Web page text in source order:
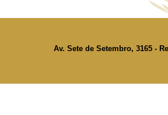
Av. Sete de Setembro, 3165 -